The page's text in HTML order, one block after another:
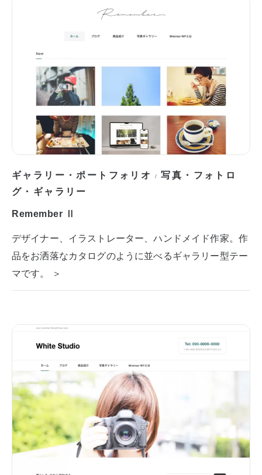
ギャラリー・ポートフォリオ /写真・フォトロ
グ・ギャラリー
Remember Ⅱ
デザイナー、イラストレーター、ハンドメイド作家。作
品をお洒落なカタログのように並べるギャラリー型テー
マです。 ＞